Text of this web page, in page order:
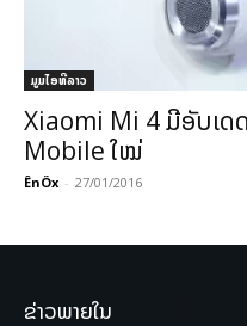
ມູມໄອທີລາວ
Xiaomi Mi 4 ມີອັບເດ
Mobile ໃໝ່
ÊnÖx - 27/01/2016
ຂ່າວພາຍໃນ